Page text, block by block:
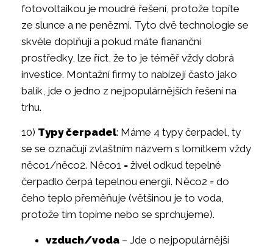
fotovoltaikou je moudré řešení, protože topíte
ze slunce a ne penězmi. Tyto dvě technologie se
skvěle doplňují a pokud máte fiananční
prostředky, lze říct, že to je téměř vždy dobrá
investice. Montažní firmy to nabízejí často jako
balík, jde o jedno z nejpopulárnějších řešení na
trhu.
10) Typy čerpadel: Máme 4 typy čerpadel, ty
se se označují zvlaštním názvem s lomítkem vždy
něco1/něco2. Něco1 = živel odkud tepelné
čerpadlo čerpá tepelnou energii. Něco2 = do
čeho teplo přeměňuje (většinou je to voda,
protože tím topíme nebo se sprchujeme).
vzduch/voda – Jde o nejpopulárnější